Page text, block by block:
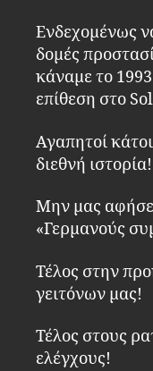
Ενδεχομένως
δομές
κάναμε το
επίθεση στο
Αγαπητοί
διεθνή ιστορία!
Μην μας
«Γερμανούς
Τέλος στην
γειτόνων μας!
Τέλος στους
ελέγχους!